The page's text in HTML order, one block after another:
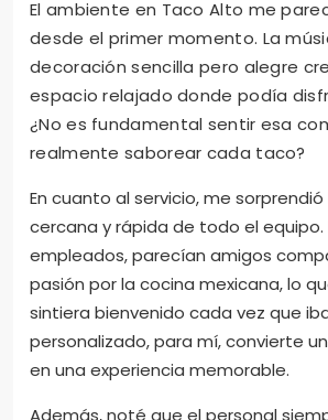
Ambiente y
restaurante
El ambiente en Taco Alto me
desde el primer momento. La
decoración sencilla pero alegre
espacio relajado donde podía
¿No es fundamental sentir esa
realmente saborear cada taco?
En cuanto al servicio, me sorprendió